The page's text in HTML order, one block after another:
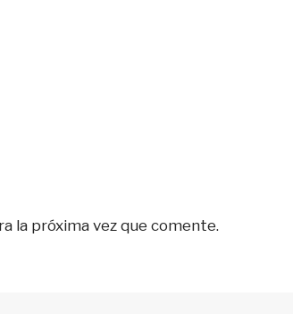
la próxima vez que comente.